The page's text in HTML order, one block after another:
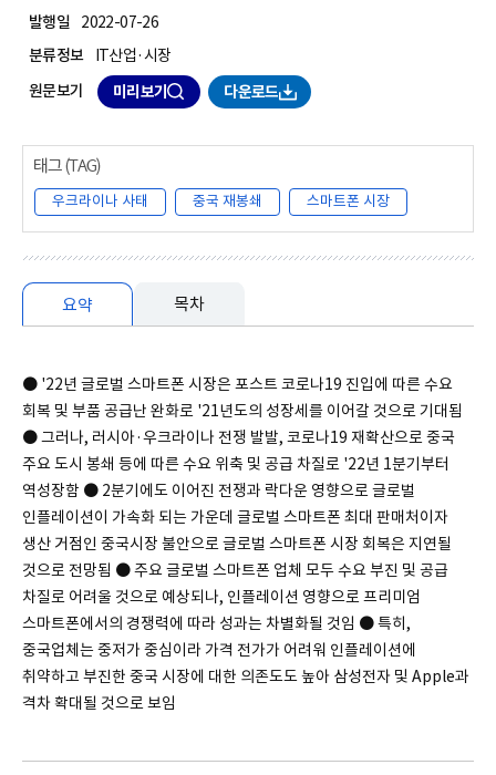
발행일
2022-07-26
분류정보
IT산업·시장
원문보기
미리보기 다운로드
우크라이나 사태 중국 재봉쇄 스마트폰 시장
요약 목차
요약
● '22년 글로벌 스마트폰 시장은 포스트 코로나19 진입에 따른 수요
회복 및 부품 공급난 완화로 '21년도의 성장세를 이어갈 것으로 기대됨
● 그러나, 러시아·우크라이나 전쟁 발발, 코로나19 재확산으로 중국
주요 도시 봉쇄 등에 따른 수요 위축 및 공급 차질로 '22년 1분기부터
역성장함 ● 2분기에도 이어진 전쟁과 락다운 영향으로 글로벌
인플레이션이 가속화 되는 가운데 글로벌 스마트폰 최대 판매처이자
생산 거점인 중국시장 불안으로 글로벌 스마트폰 시장 회복은 지연될
것으로 전망됨 ● 주요 글로벌 스마트폰 업체 모두 수요 부진 및 공급
차질로 어려울 것으로 예상되나, 인플레이션 영향으로 프리미엄
스마트폰에서의 경쟁력에 따라 성과는 차별화될 것임 ● 특히,
중국업체는 중저가 중심이라 가격 전가가 어려워 인플레이션에
취약하고 부진한 중국 시장에 대한 의존도도 높아 삼성전자 및 Apple과
격차 확대될 것으로 보임